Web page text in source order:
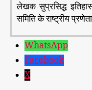
लेखक सुप्रसिद्ध
समिति के राष्ट्रीय
WhatsApp
Facebook
X